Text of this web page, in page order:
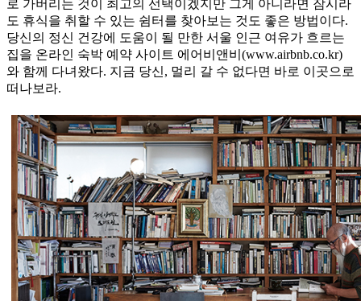
로 가버리는 것이 최고의 선택이겠지만 그게 아니라면 잠시라
도 휴식을 취할 수 있는 쉼터를 찾아보는 것도 좋은 방법이다.
당신의 정신 건강에 도움이 될 만한 서울 인근 여유가 흐르는
집을 온라인 숙박 예약 사이트 에어비앤비(www.airbnb.co.kr)
와 함께 다녀왔다. 지금 당신, 멀리 갈 수 없다면 바로 이곳으로
떠나보라.